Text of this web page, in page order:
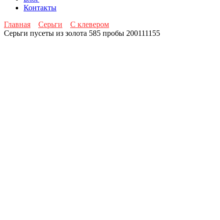
Контакты
Главная
Серьги
С клевером
Серьги пусеты из золота 585 пробы 200111155